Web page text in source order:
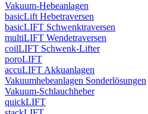
Vakuum-Hebeanlagen
basicLift Hebetraversen
basicLIFT Schwenktraversen
multiLIFT Wendetraversen
coilLIFT Schwenk-Lifter
poroLIFT
accuLIFT Akkuanlagen
Vakuumhebeanlagen Sonderlösungen
Vakuum-Schlauchheber
quickLIFT